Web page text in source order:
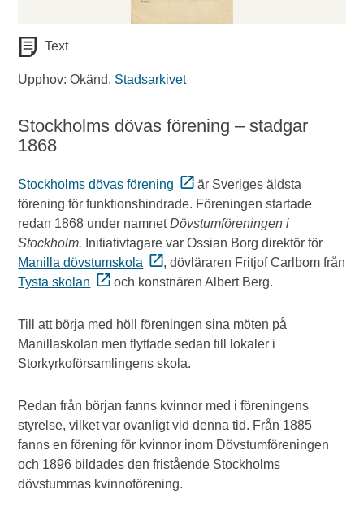
Text
Upphov: Okänd. Stadsarkivet
Stockholms dövas förening – stadgar
1868
Stockholms dövas förening
är Sveriges äldsta
förening för funktionshindrade. Föreningen startade
redan 1868 under namnetDövstumföreningen i
Stockholm. Initiativtagare var Ossian Borg direktör för
Manilla dövstumskola
, dövläraren Fritjof Carlbom från
Tysta skolan
och konstnären Albert Berg.
Till att börja med höll föreningen sina möten på
Manillaskolan men flyttade sedan till lokaler i
Storkyrkoförsamlingens skola.
Redan från början fanns kvinnor med i föreningens
styrelse, vilket var ovanligt vid denna tid. Från 1885
fanns en förening för kvinnor inom Dövstumföreningen
och 1896 bildades den fristående Stockholms
dövstummas kvinnoförening.